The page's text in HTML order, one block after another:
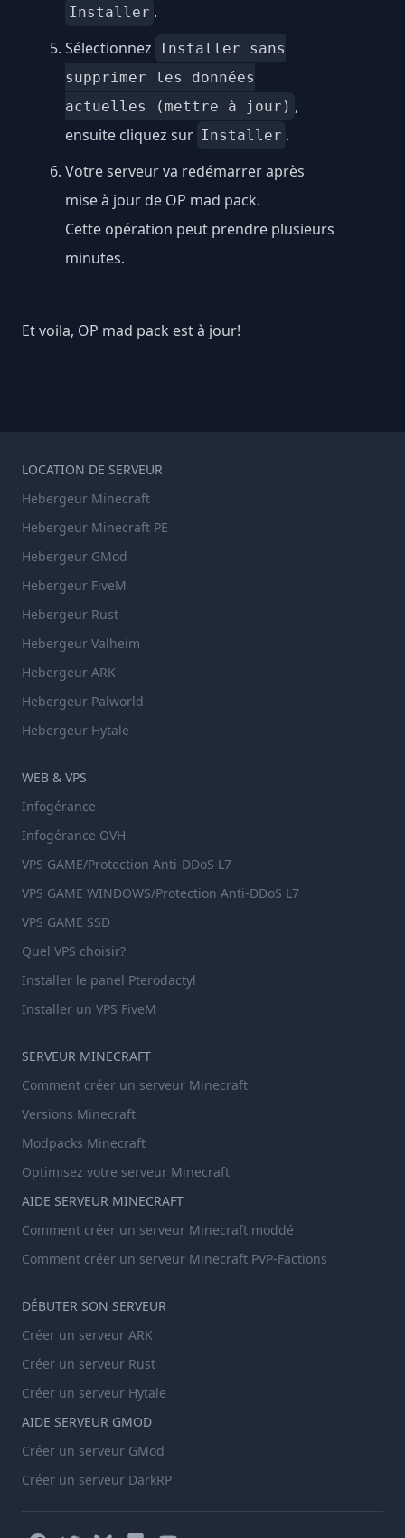
Installer .
Sélectionnez Installer sans
supprimer les données
actuelles (mettre à jour) ,
ensuite cliquez sur Installer .
Votre serveur va redémarrer après
mise à jour de OP mad pack.
Cette opération peut prendre plusieurs
minutes.
Et voila, OP mad pack est à jour!
LOCATION DE SERVEUR
Hebergeur Minecraft
Hebergeur Minecraft PE
Hebergeur GMod
Hebergeur FiveM
Hebergeur Rust
Hebergeur Valheim
Hebergeur ARK
Hebergeur Palworld
Hebergeur Hytale
WEB & VPS
Infogérance
Infogérance OVH
VPS GAME/Protection Anti-DDoS L7
VPS GAME WINDOWS/Protection Anti-DDoS L7
VPS GAME SSD
Quel VPS choisir?
Installer le panel Pterodactyl
Installer un VPS FiveM
SERVEUR MINECRAFT
Comment créer un serveur Minecraft
Versions Minecraft
Modpacks Minecraft
Optimisez votre serveur Minecraft
AIDE SERVEUR MINECRAFT
Comment créer un serveur Minecraft moddé
Comment créer un serveur Minecraft PVP-Factions
DÉBUTER SON SERVEUR
Créer un serveur ARK
Créer un serveur Rust
Créer un serveur Hytale
AIDE SERVEUR GMOD
Créer un serveur GMod
Créer un serveur DarkRP